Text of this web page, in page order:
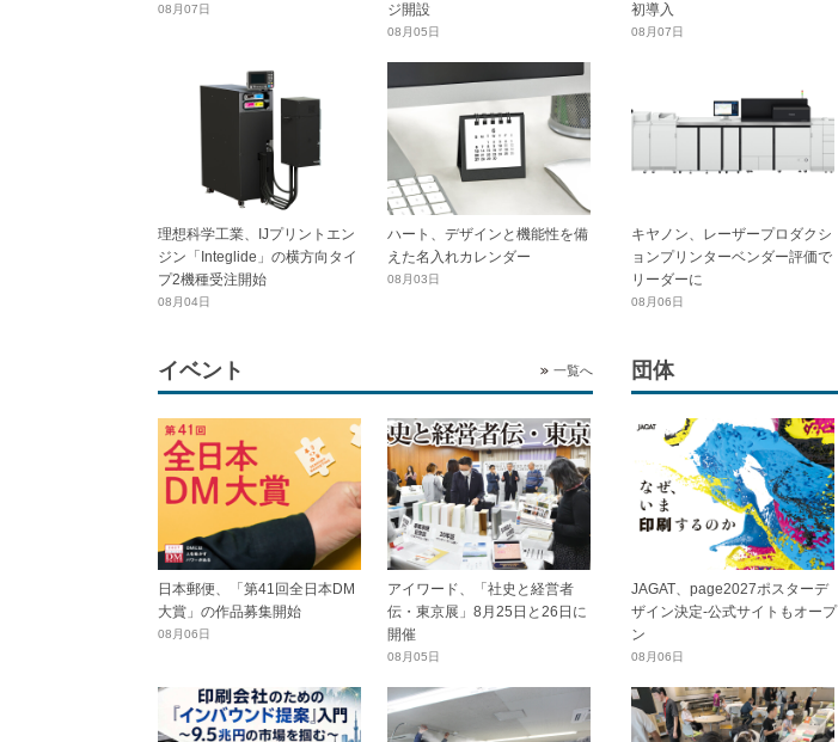
08月07日
ジ開設
08月05日
理想科学工業、IJプリントエン
ジン「Integlide」の横方向タイ
プ2機種受注開始
08月04日
ハート、デザインと機能性を備
えた名入れカレンダー
08月03日
初導入
08月07日
キヤノン、レーザープロダクシ
ョンプリンターベンダー評価で
リーダーに
08月06日
イベント 一覧へ
日本郵便、「第41回全日本DM
大賞」の作品募集開始
08月06日
アイワード、「社史と経営者
伝・東京展」8月25日と26日に
開催
08月05日
団体
JAGAT、page2027ポスターデ
ザイン決定-公式サイトもオープ
ン
08月06日